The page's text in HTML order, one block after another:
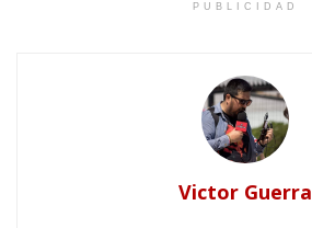
PUBLICIDAD
Victor Guerra